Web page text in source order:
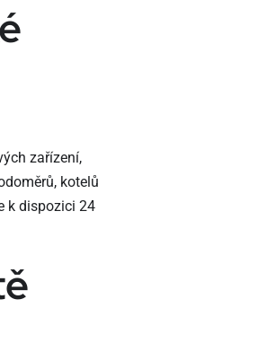
zařízení,
kotelů
k dispozici 24